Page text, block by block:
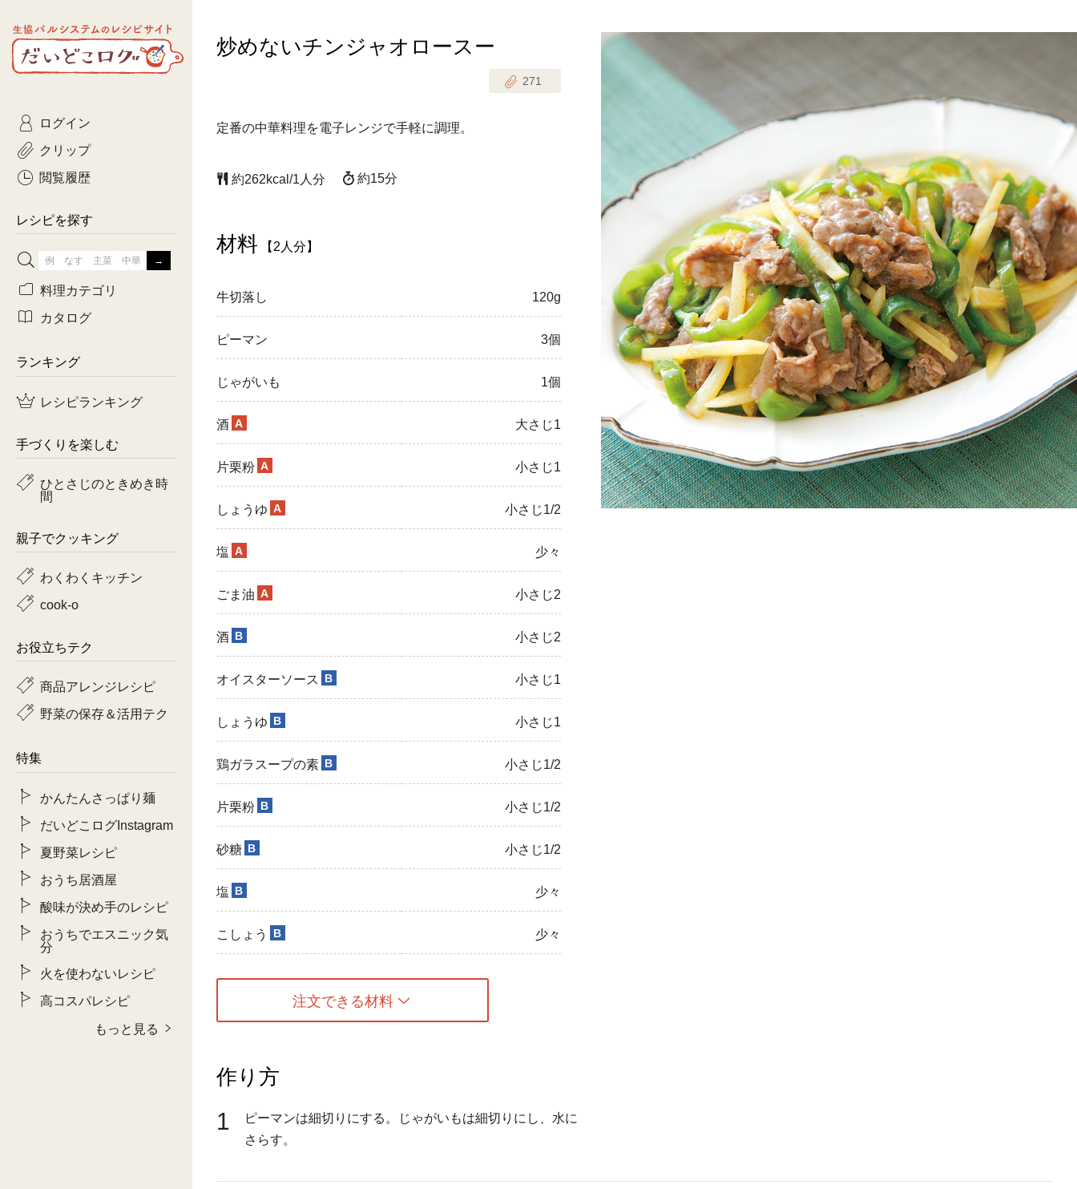
生協パルシステムのレシピ
サイト
だいどこログ
炒めないチンジャオロースー
271
定番の中華料理を電子レンジで手軽に調理。
約262kcal/1人分 約15分
材料 【2人分】
牛切落し 120g
ピーマン 3個
じゃがいも 1個
酒 A 大さじ1
片栗粉 A 小さじ1
しょうゆ A 小さじ1/2
塩 A 少々
ごま油 A 小さじ2
酒 B 小さじ2
オイスターソース B 小さじ1
しょうゆ B 小さじ1
鶏ガラスープの素 B 小さじ1/2
片栗粉 B 小さじ1/2
砂糖 B 小さじ1/2
塩 B 少々
こしょう B 少々
注文できる材料
作り方
1
ピーマンは細切りにする。じゃがいもは細切りにし、水に
さらす。
ログイン
クリップ
閲覧履歴
レシピを探す
ひとさじのときめき時間
おきらくだ 1歳半からの幼児食
つくりおき肉魚菜菜セット
料理カテゴリ
主菜 副菜
常備菜・作りおき お弁当
カタログ
コトコト
yumyumいっしょごはん
ぷれーんぺいじ
ランキング
レシピランキング
手づくりを楽しむ
ひとさじのときめき時
間
親子でクッキング
わくわくキッチン
cook-o
お役立ちテク
商品アレンジレシピ
野菜の保存＆活用テク
特集
かんたんさっぱり麺
だいどこログInstagram
夏野菜レシピ
おうち居酒屋
酸味が決め手のレシピ
おうちでエスニック気
分
火を使わないレシピ
高コスパレシピ
もっと見る